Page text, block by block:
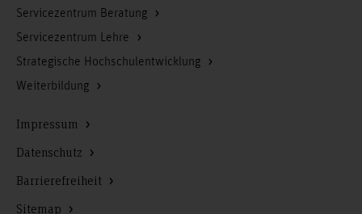
Servicezentrum Beratung
Servicezentrum Lehre
Strategische Hochschulentwicklung
Weiterbildung
Impressum
Datenschutz
Barrierefreiheit
Sitemap